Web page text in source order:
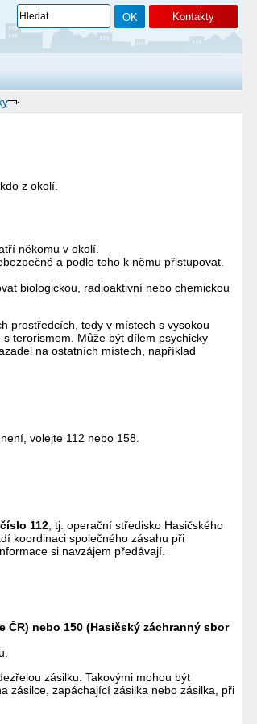
Kontakty
z okolí.
někomu v okolí.
a podle toho k němu přistupovat.
biologickou, radioaktivní nebo chemickou
prostředcích, tedy v místech s vysokou
terorismem. Může být dílem psychicky
na ostatních místech, například
volejte 112 nebo 158.
číslo 112, tj. operační středisko Hasičského
koordinaci společného zásahu při
si navzájem předávají.
ČR) nebo 150 (Hasičský záchranný sbor
zásilku. Takovými mohou být
zásilce, zapáchající zásilka nebo zásilka, při